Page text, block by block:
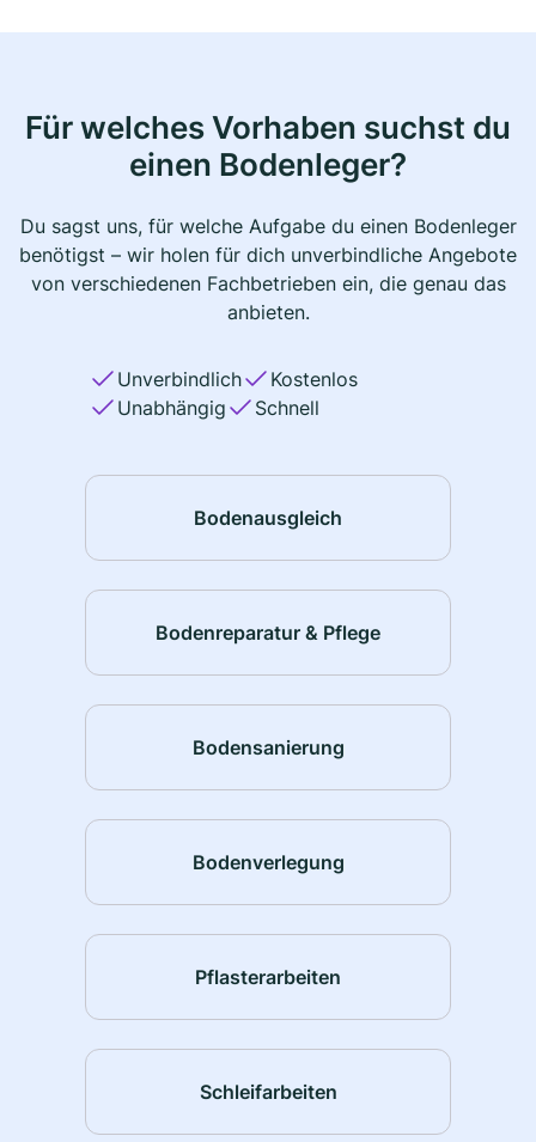
Für welches Vorhaben suchst du
einen Bodenleger?
Du sagst uns, für welche Aufgabe du einen Bodenleger
benötigst – wir holen für dich unverbindliche Angebote
von verschiedenen Fachbetrieben ein, die genau das
anbieten.
Unverbindlich
Kostenlos
Unabhängig
Schnell
Bodenausgleich
Bodenreparatur & Pflege
Bodensanierung
Bodenverlegung
Pflasterarbeiten
Schleifarbeiten